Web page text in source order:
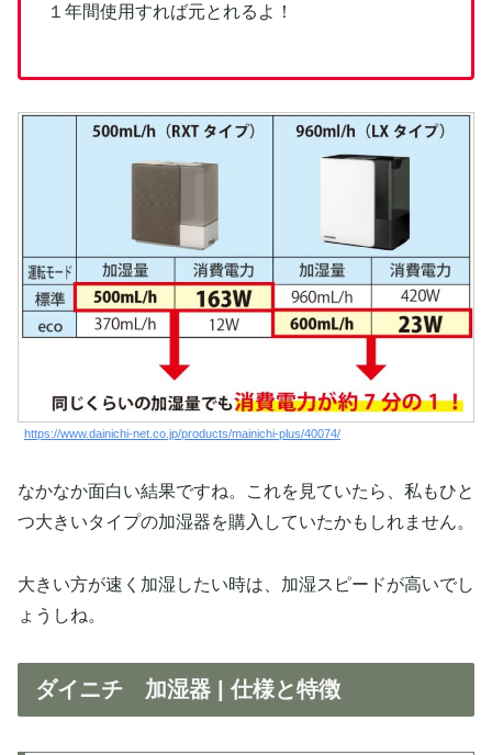
１年間使用すれば元とれるよ！
https://www.dainichi-net.co.jp/products/mainichi-plus/40074/
なかなか面白い結果ですね。これを見ていたら、私もひと
つ大きいタイプの加湿器を購入していたかもしれません。
大きい方が速く加湿したい時は、加湿スピードが高いでし
ょうしね。
ダイニチ 加湿器 | 仕様と特徴